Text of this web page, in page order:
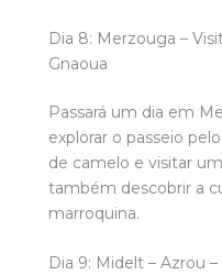
Dia 8: Merzouga –
Gnaoua
Passará um dia em
explorar o passeio
de camelo e visitar
também descobrir a
marroquina.
Dia 9: Midelt – Azrou